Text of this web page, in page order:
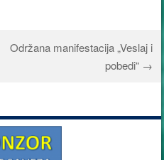
Održana manifestacija „Veslaj i
pobedi“ →